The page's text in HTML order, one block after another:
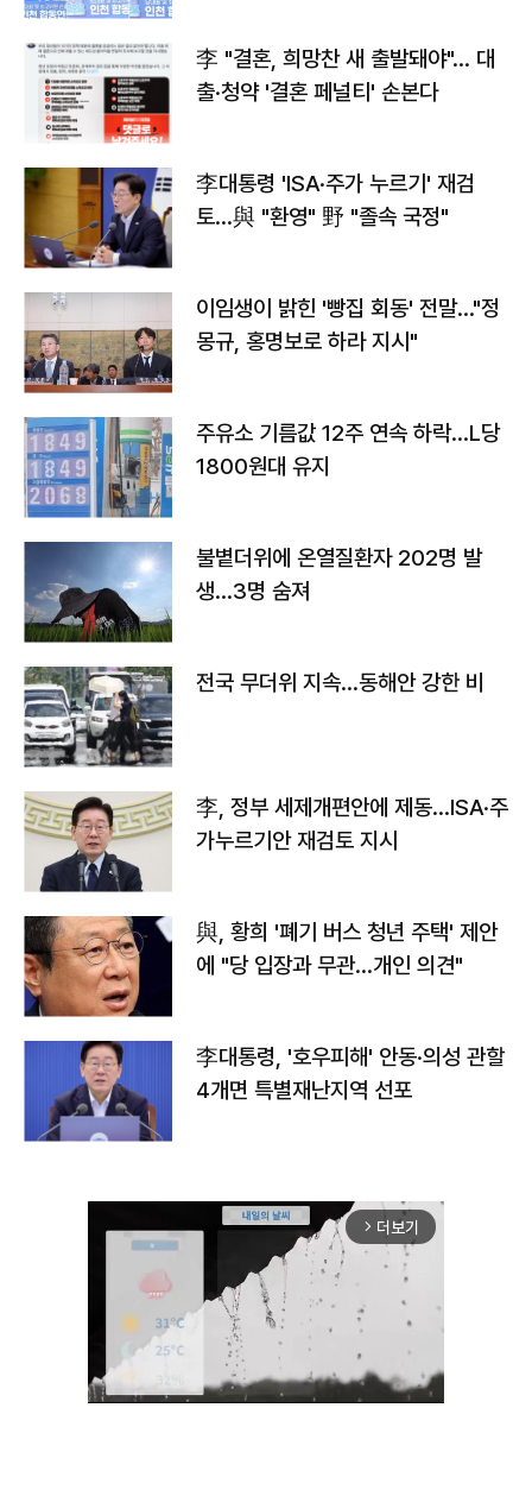
李 "결혼, 희망찬 새 출발돼야"… 대
출·청약 '결혼 페널티' 손본다
李대통령 'ISA·주가 누르기' 재검
토…與 "환영" 野 "졸속 국정"
이임생이 밝힌 '빵집 회동' 전말…"정
몽규, 홍명보로 하라 지시"
주유소 기름값 12주 연속 하락…L당
1800원대 유지
불볕더위에 온열질환자 202명 발
생…3명 숨져
전국 무더위 지속…동해안 강한 비
李, 정부 세제개편안에 제동…ISA·주
가누르기안 재검토 지시
與, 황희 '폐기 버스 청년 주택' 제안
에 "당 입장과 무관…개인 의견"
李대통령, '호우피해' 안동·의성 관할
4개면 특별재난지역 선포
arrow_forward_ios 더보기